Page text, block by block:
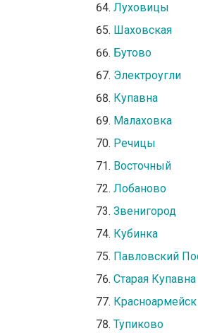
Луховицы
Шаховская
Бутово
Электроугли
Купавна
Малаховка
Речицы
Восточный
Лобаново
Звенигород
Кубинка
Павловский
Старая Купавна
Красноармейск
Тупиково